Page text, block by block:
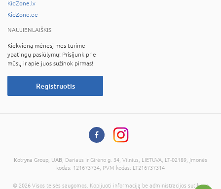
KidZone.lv
KidZone.ee
NAUJIENLAIŠKIS
Kiekvieną mėnesį mes turime
ypatingų pasiūlymų! Prisijunk prie
mūsų ir apie juos sužinok pirmas!
Registruotis
Kotryna Group, UAB , Dariaus ir Girėno g. 34, Vilnius, LIETUVA, LT-02189, Įmonės
kodas: 121673734, PVM kodas: LT216737314
© 2026 Visos teisės saugomos. Kopijuoti informaciją be administracijos sutikimo